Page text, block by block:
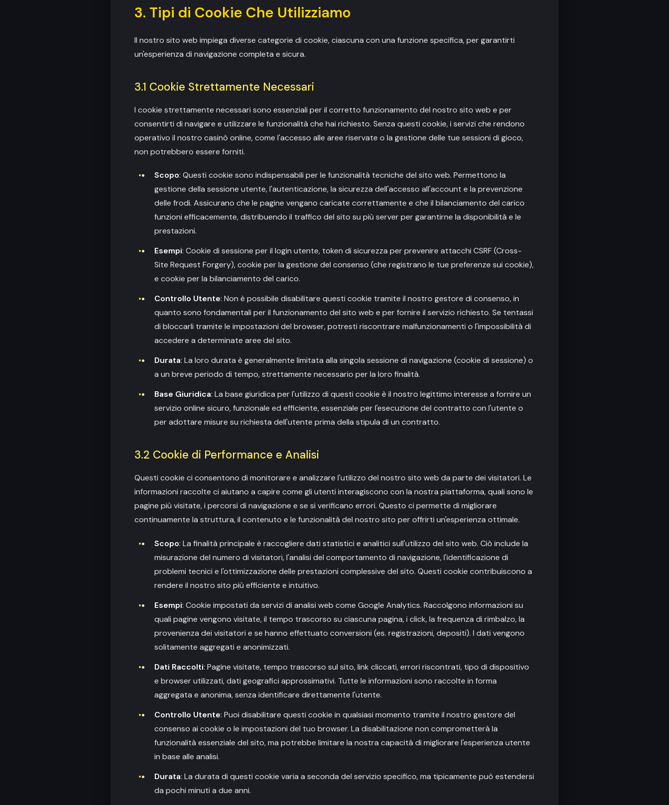
3. Tipi di Cookie Che Utilizziamo
Il nostro sito web impiega diverse categorie di cookie, ciascuna con una funzione specifica, per garantirti
un'esperienza di navigazione completa e sicura.
3.1 Cookie Strettamente Necessari
I cookie strettamente necessari sono essenziali per il corretto funzionamento del nostro sito web e per
consentirti di navigare e utilizzare le funzionalità che hai richiesto. Senza questi cookie, i servizi che rendono
operativo il nostro casinò online, come l'accesso alle aree riservate o la gestione delle tue sessioni di gioco,
non potrebbero essere forniti.
Scopo: Questi cookie sono indispensabili per le funzionalità tecniche del sito web. Permettono la
gestione della sessione utente, l'autenticazione, la sicurezza dell'accesso all'account e la prevenzione
delle frodi. Assicurano che le pagine vengano caricate correttamente e che il bilanciamento del carico
funzioni efficacemente, distribuendo il traffico del sito su più server per garantirne la disponibilità e le
prestazioni.
Esempi: Cookie di sessione per il login utente, token di sicurezza per prevenire attacchi CSRF (Cross-
Site Request Forgery), cookie per la gestione del consenso (che registrano le tue preferenze sui cookie),
e cookie per la bilanciamento del carico.
Controllo Utente: Non è possibile disabilitare questi cookie tramite il nostro gestore di consenso, in
quanto sono fondamentali per il funzionamento del sito web e per fornire il servizio richiesto. Se tentassi
di bloccarli tramite le impostazioni del browser, potresti riscontrare malfunzionamenti o l'impossibilità di
accedere a determinate aree del sito.
Durata: La loro durata è generalmente limitata alla singola sessione di navigazione (cookie di sessione) o
a un breve periodo di tempo, strettamente necessario per la loro finalità.
Base Giuridica: La base giuridica per l'utilizzo di questi cookie è il nostro legittimo interesse a fornire un
servizio online sicuro, funzionale ed efficiente, essenziale per l'esecuzione del contratto con l'utente o
per adottare misure su richiesta dell'utente prima della stipula di un contratto.
3.2 Cookie di Performance e Analisi
Questi cookie ci consentono di monitorare e analizzare l'utilizzo del nostro sito web da parte dei visitatori. Le
informazioni raccolte ci aiutano a capire come gli utenti interagiscono con la nostra piattaforma, quali sono le
pagine più visitate, i percorsi di navigazione e se si verificano errori. Questo ci permette di migliorare
continuamente la struttura, il contenuto e le funzionalità del nostro sito per offrirti un'esperienza ottimale.
Scopo: La finalità principale è raccogliere dati statistici e analitici sull'utilizzo del sito web. Ciò include la
misurazione del numero di visitatori, l'analisi del comportamento di navigazione, l'identificazione di
problemi tecnici e l'ottimizzazione delle prestazioni complessive del sito. Questi cookie contribuiscono a
rendere il nostro sito più efficiente e intuitivo.
Esempi: Cookie impostati da servizi di analisi web come Google Analytics. Raccolgono informazioni su
quali pagine vengono visitate, il tempo trascorso su ciascuna pagina, i click, la frequenza di rimbalzo, la
provenienza dei visitatori e se hanno effettuato conversioni (es. registrazioni, depositi). I dati vengono
solitamente aggregati e anonimizzati.
Dati Raccolti: Pagine visitate, tempo trascorso sul sito, link cliccati, errori riscontrati, tipo di dispositivo
e browser utilizzati, dati geografici approssimativi. Tutte le informazioni sono raccolte in forma
aggregata e anonima, senza identificare direttamente l'utente.
Controllo Utente: Puoi disabilitare questi cookie in qualsiasi momento tramite il nostro gestore del
consenso ai cookie o le impostazioni del tuo browser. La disabilitazione non comprometterà la
funzionalità essenziale del sito, ma potrebbe limitare la nostra capacità di migliorare l'esperienza utente
in base alle analisi.
Durata: La durata di questi cookie varia a seconda del servizio specifico, ma tipicamente può estendersi
da pochi minuti a due anni.